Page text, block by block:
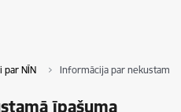
par NĪN Informācija par nekustamā
īpašuma